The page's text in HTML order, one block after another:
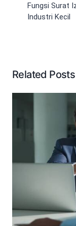
Fungsi Surat
Industri Kecil
Related Posts